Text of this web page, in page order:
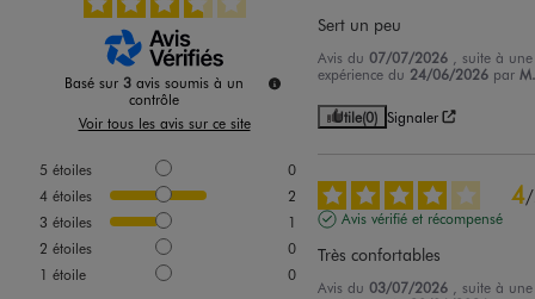
Basé sur 3 avis soumis à un
contrôle
Voir tous les avis sur ce site
5 étoiles
0
4 étoiles
2
3 étoiles
1
2 étoiles
0
1 étoile 0
Sert un peu
Avis du07/07/2026
, suite à une
expérience du 24/06/2026 par
Utile(0) Signaler
4/
Avis vérifié et récompensé
Très confortables
Avis du03/07/2026
, suite à une